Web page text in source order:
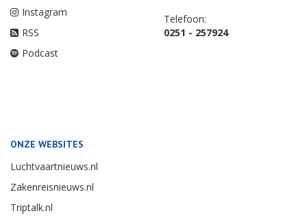
Instagram
RSS
Podcast
Telefoon:
0251 - 257924
ONZE WEBSITES
Luchtvaartnieuws.nl
Zakenreisnieuws.nl
Triptalk.nl